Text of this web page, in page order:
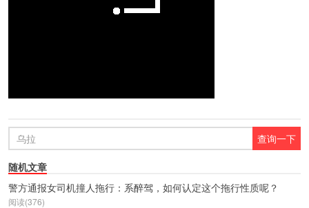
随机文章
警方通报女司机撞人拖行：系醉驾，如何认定这个拖行性质呢？
阅读(376)